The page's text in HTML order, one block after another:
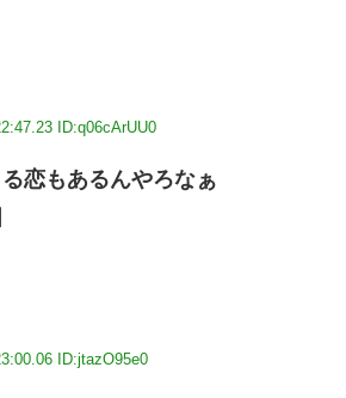
ID:q06cArUU0
恋もあるんやろなぁ
ID:jtazO95e0